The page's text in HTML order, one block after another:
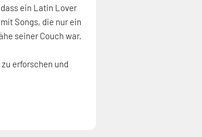
ein Latin Lover
Songs, die nur ein
seiner Couch war.
erforschen und